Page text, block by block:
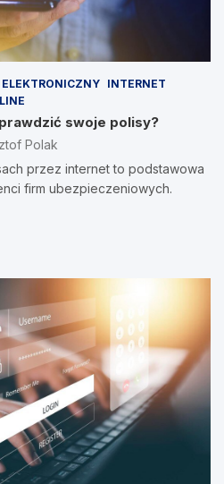
ELEKTRONICZNY INTERNET
swoje polisy?
Polak
przez internet to podstawowa
firm ubezpieczeniowych.